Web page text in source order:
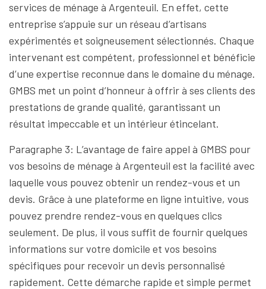
services de ménage à Argenteuil. En effet, cette
entreprise s’appuie sur un réseau d’artisans
expérimentés et soigneusement sélectionnés. Chaque
intervenant est compétent, professionnel et bénéficie
d’une expertise reconnue dans le domaine du ménage.
GMBS met un point d’honneur à offrir à ses clients des
prestations de grande qualité, garantissant un
résultat impeccable et un intérieur étincelant.
Paragraphe 3: L’avantage de faire appel à GMBS pour
vos besoins de ménage à Argenteuil est la facilité avec
laquelle vous pouvez obtenir un rendez-vous et un
devis. Grâce à une plateforme en ligne intuitive, vous
pouvez prendre rendez-vous en quelques clics
seulement. De plus, il vous suffit de fournir quelques
informations sur votre domicile et vos besoins
spécifiques pour recevoir un devis personnalisé
rapidement. Cette démarche rapide et simple permet